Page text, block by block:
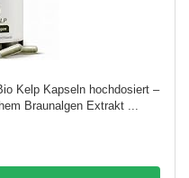
Kelp Kapseln hochdosiert –
Braunalgen Extrakt ...